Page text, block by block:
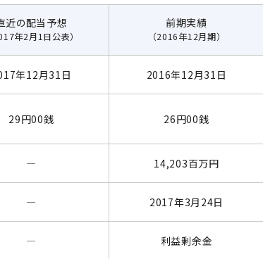
近の配当予想
年2月1日公表）
前期実績
（2016年12月期）
年12月31日 2016年12月31日
29円00銭 26円00銭
― 14,203百万円
― 2017年3月24日
― 利益剰余金